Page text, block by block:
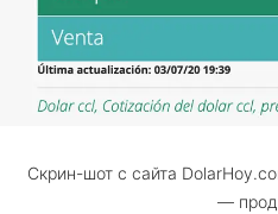
Скрин-шот с сайта
—